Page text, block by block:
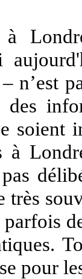
à
n’est
soient
à
très
pour